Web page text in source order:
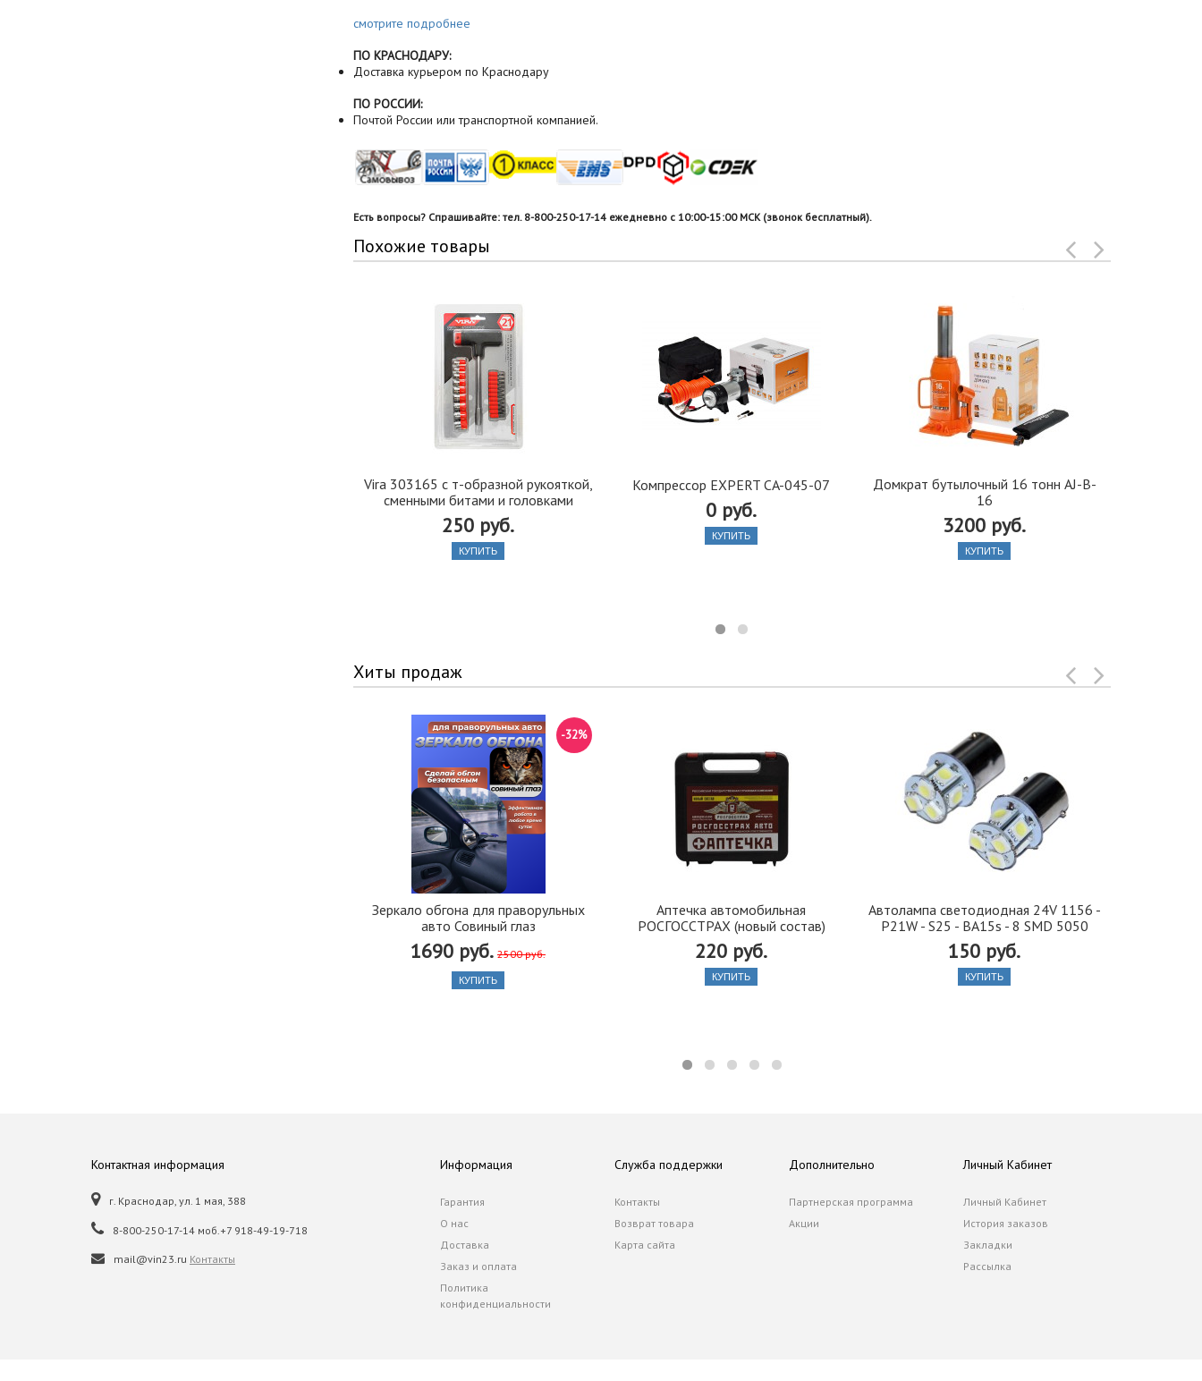
смотрите подробнее
ПО КРАСНОДАРУ:
Доставка курьером по Краснодару
ПО РОССИИ:
Почтой России или транспортной компанией.
Есть вопросы? Спрашивайте: тел. 8-800-250-17-14 ежедневно с 10:00-15:00 МСК (звонок бесплатный).
Похожие товары
Vira 303165 с т-образной рукояткой,
сменными битами и головками
250 руб.
КУПИТЬ
Компрессор EXPERT CA-045-07
0 руб.
КУПИТЬ
Домкрат бутылочный 16 тонн AJ-B-
16
3200 руб.
КУПИТЬ
Хиты продаж
Зеркало обгона для праворульных
авто Совиный глаз
1690 руб. 2500 руб.
-32%
КУПИТЬ
Аптечка автомобильная
РОСГОССТРАХ (новый состав)
220 руб.
КУПИТЬ
Автолампа cветодиодная 24V 1156 -
P21W - S25 - BA15s - 8 SMD 5050
150 руб.
КУПИТЬ
Контактная информация
г. Краснодар, ул. 1 мая, 388
8-800-250-17-14 моб.+7 918-49-19-718
mail@vin23.ru Контакты
Информация
Гарантия
О нас
Доставка
Заказ и оплата
Политика
конфиденциальности
Служба поддержки
Контакты
Возврат товара
Карта сайта
Дополнительно
Партнерская программа
Акции
Личный Кабинет
Личный Кабинет
История заказов
Закладки
Рассылка